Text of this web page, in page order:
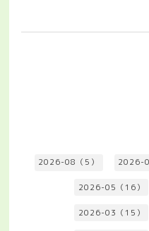
2026-08（5） 2026-
2026-05（16）
2026-03（15）